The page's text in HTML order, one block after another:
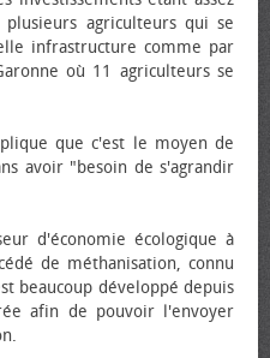
agriculteurs qui se
infrastructure comme par
où 11 agriculteurs se
que c'est le moyen de
avoir "besoin de s'agrandir
d'économie écologique à
de méthanisation, connu
beaucoup développé depuis
afin de pouvoir l'envoyer